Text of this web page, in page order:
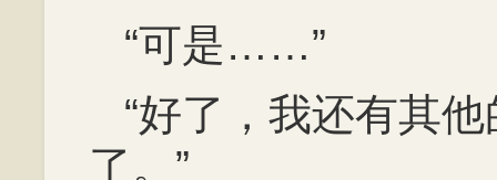
“可是……”
“好了，我还有其
了。”